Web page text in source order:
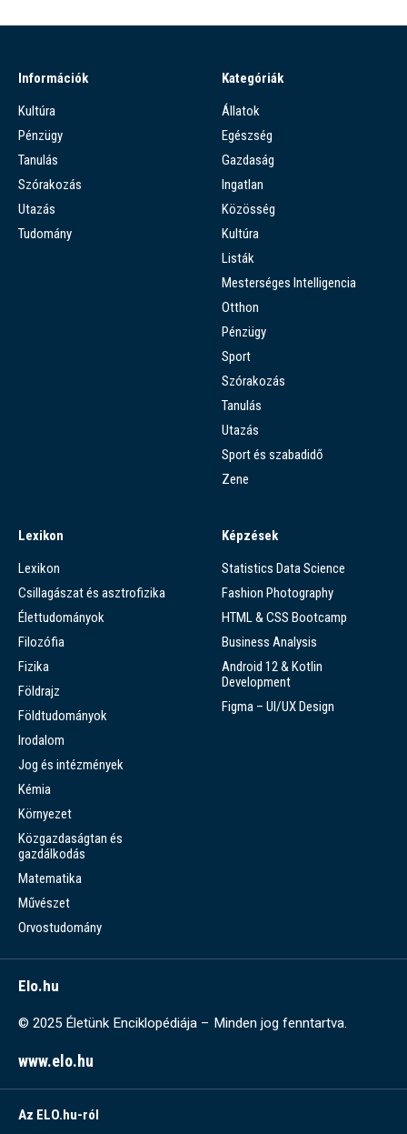
Információk
Kultúra
Pénzügy
Tanulás
Szórakozás
Utazás
Tudomány
Kategóriák
Állatok
Egészség
Gazdaság
Ingatlan
Közösség
Kultúra
Listák
Mesterséges Intelligencia
Otthon
Pénzügy
Sport
Szórakozás
Tanulás
Utazás
Sport és szabadidő
Zene
Lexikon
Lexikon
Csillagászat és asztrofizika
Élettudományok
Filozófia
Fizika
Földrajz
Földtudományok
Irodalom
Jog és intézmények
Kémia
Környezet
Közgazdaságtan és
gazdálkodás
Matematika
Művészet
Orvostudomány
Képzések
Statistics Data Science
Fashion Photography
HTML & CSS Bootcamp
Business Analysis
Android 12 & Kotlin
Development
Figma – UI/UX Design
Elo.hu
© 2025 Életünk Enciklopédiája – Minden jog fenntartva.
www.elo.hu
Az ELO.hu-ról